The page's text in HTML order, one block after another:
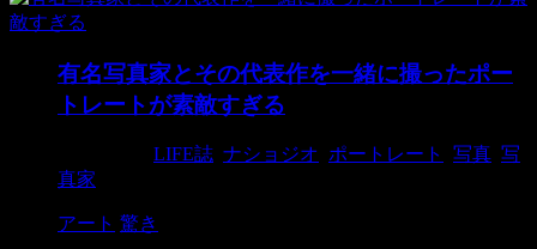
有名写真家とその代表作を一緒に撮ったポー
トレートが素敵すぎる
LIFE誌 ナショジオ ポートレート 写真 写
真家
アート 驚き